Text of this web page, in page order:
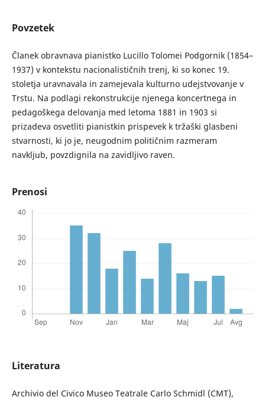
Povzetek
Članek obravnava pianistko Lucillo Tolomei Podgornik (1854–
1937) v kontekstu nacionalističnih trenj, ki so konec 19.
stoletja uravnavala in zamejevala kulturno udejstvovanje v
Trstu. Na podlagi rekonstrukcije njenega koncertnega in
pedagoškega delovanja med letoma 1881 in 1903 si
prizadeva osvetliti pianistkin prispevek k tržaški glasbeni
stvarnosti, ki jo je, neugodnim političnim razmeram
navkljub, povzdignila na zavidljivo raven.
Prenosi
Literatura
Archivio del Civico Museo Teatrale Carlo Schmidl (CMT),